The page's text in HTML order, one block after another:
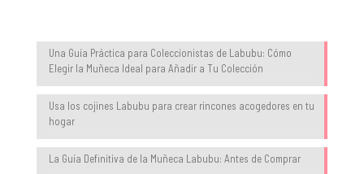
Una Guía Práctica para Coleccionistas de Labubu: Cómo
Elegir la Muñeca Ideal para Añadir a Tu Colección
Usa los cojines Labubu para crear rincones acogedores en tu
hogar
La Guía Definitiva de la Muñeca Labubu: Antes de Comprar